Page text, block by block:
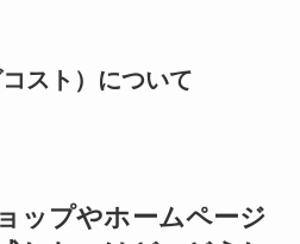
スト）について
ップやホームページ